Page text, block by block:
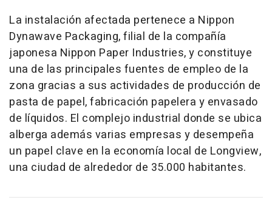
La instalación afectada pertenece a Nippon
Dynawave Packaging, filial de la compañía
japonesa Nippon Paper Industries, y constituye
una de las principales fuentes de empleo de la
zona gracias a sus actividades de producción de
pasta de papel, fabricación papelera y envasado
de líquidos. El complejo industrial donde se ubica
alberga además varias empresas y desempeña
un papel clave en la economía local de Longview,
una ciudad de alrededor de 35.000 habitantes.